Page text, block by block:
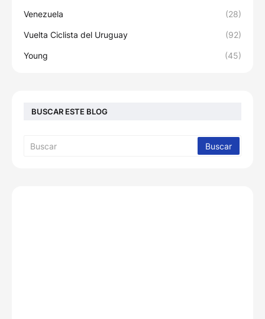
Venezuela (28)
Vuelta Ciclista del Uruguay (92)
Young (45)
BUSCAR ESTE BLOG